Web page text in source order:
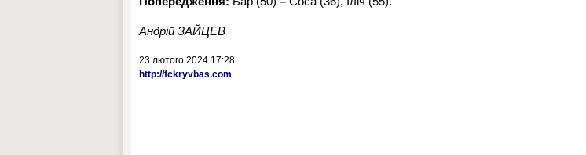
Андрій ЗАЙЦЕВ
23 лютого 2024 17:28
http://fckryvbas.com